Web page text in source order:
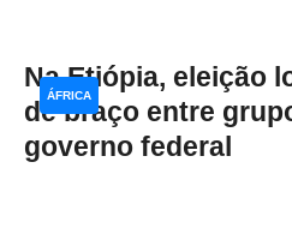
Na Etiópia, eleição
de braço entre
governo federal
ÁFRICA